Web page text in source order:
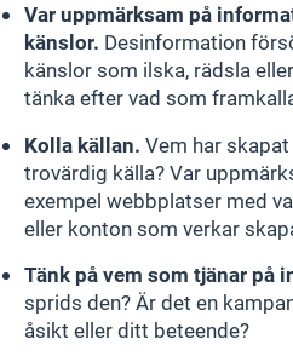
Var uppmärksam på
känslor. Desinformation
känslor som ilska, rädsla
tänka efter vad som
Kolla källan. Vem har
trovärdig källa? Var
exempel webbplatser med
eller konton som verkar
Tänk på vem som tjänar på
sprids den? Är det en
åsikt eller ditt beteende?